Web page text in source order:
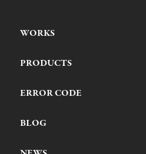
WORKS
PRODUCTS
ERROR CODE
BLOG